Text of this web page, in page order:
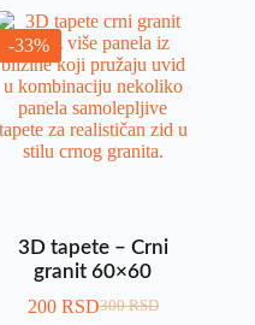
-33%
3D tapete – Crni
granit 60×60
300RSD
200 RSD